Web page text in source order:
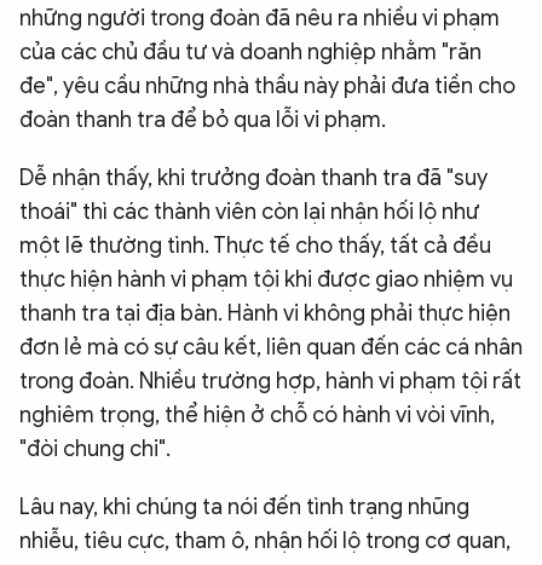
những người trong đoàn đã nêu ra nhiều vi phạm
của các chủ đầu tư và doanh nghiệp nhằm "răn
đe", yêu cầu những nhà thầu này phải đưa tiền cho
đoàn thanh tra để bỏ qua lỗi vi phạm.
Dễ nhận thấy, khi trưởng đoàn thanh tra đã "suy
thoái" thì các thành viên còn lại nhận hối lộ như
một lẽ thường tình. Thực tế cho thấy, tất cả đều
thực hiện hành vi phạm tội khi được giao nhiệm vụ
thanh tra tại địa bàn. Hành vi không phải thực hiện
đơn lẻ mà có sự câu kết, liên quan đến các cá nhân
trong đoàn. Nhiều trường hợp, hành vi phạm tội rất
nghiêm trọng, thể hiện ở chỗ có hành vi vòi vĩnh,
"đòi chung chi".
Lâu nay, khi chúng ta nói đến tình trạng nhũng
nhiễu, tiêu cực, tham ô, nhận hối lộ trong cơ quan,